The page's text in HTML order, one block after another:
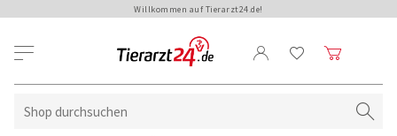
Willkommen auf Tierarzt24.de!